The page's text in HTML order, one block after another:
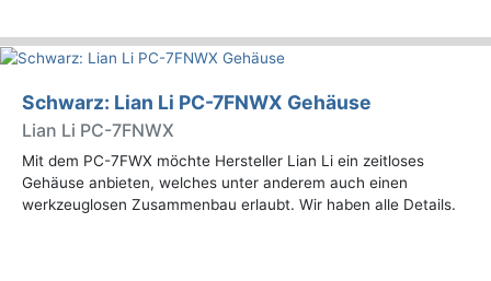
Schwarz: Lian Li PC-7FNWX Gehäuse
Lian Li PC-7FNWX
Mit dem PC-7FWX möchte Hersteller Lian Li ein zeitloses
Gehäuse anbieten, welches unter anderem auch einen
werkzeuglosen Zusammenbau erlaubt. Wir haben alle Details.